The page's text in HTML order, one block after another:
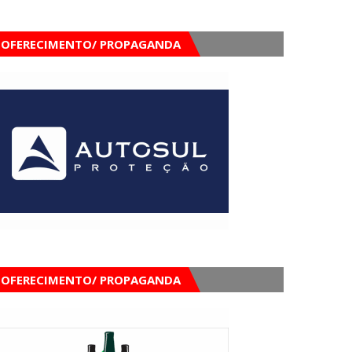
OFERECIMENTO/ PROPAGANDA
OFERECIMENTO/ PROPAGANDA